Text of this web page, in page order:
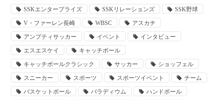
SSKエンタープライズ
SSKリレーションズ
SSK野球
V・ファーレン長崎
WBSC
アスカチ
アンプティサッカー
イベント
インタビュー
エスエスケイ
キャッチボール
キャッチボールクラシック
サッカー
ショッフェル
スニーカー
スポーツ スポーツイベント
チーム
バスケットボール
パラディウム
ハンドボール